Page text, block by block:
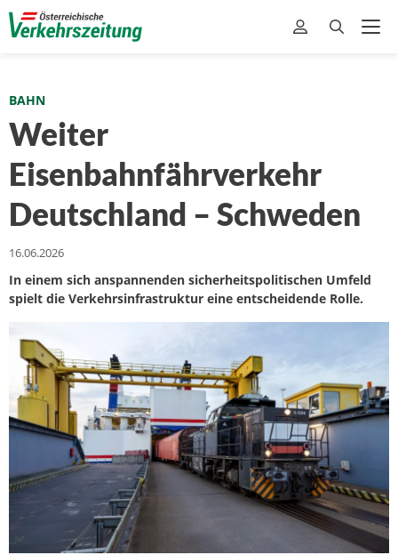
BAHN
Weiter
Eisenbahnfährverkehr
Deutschland – Schweden
16.06.2026
In einem sich anspannenden sicherheitspolitischen Umfeld
spielt die Verkehrsinfrastruktur eine entscheidende Rolle.